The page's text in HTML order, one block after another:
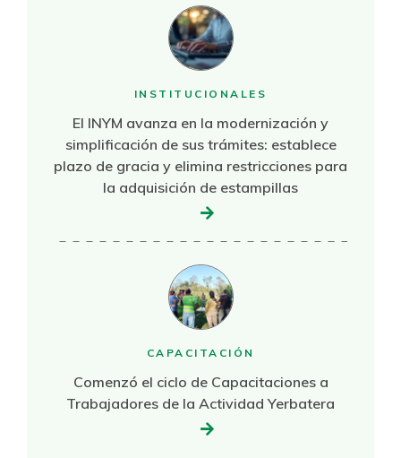
INSTITUCIONALES
El INYM avanza en la modernización y
simplificación de sus trámites: establece
plazo de gracia y elimina restricciones para
la adquisición de estampillas
CAPACITACIÓN
Comenzó el ciclo de Capacitaciones a
Trabajadores de la Actividad Yerbatera